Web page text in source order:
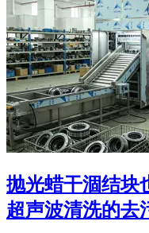
抛光蜡干涸结块
超声波清洗的去